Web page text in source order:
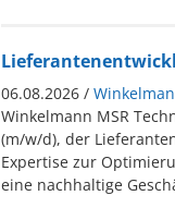
06.08.2026 /
Winkelmann MSR
(m/w/d), der
Expertise zur
eine nachhaltige